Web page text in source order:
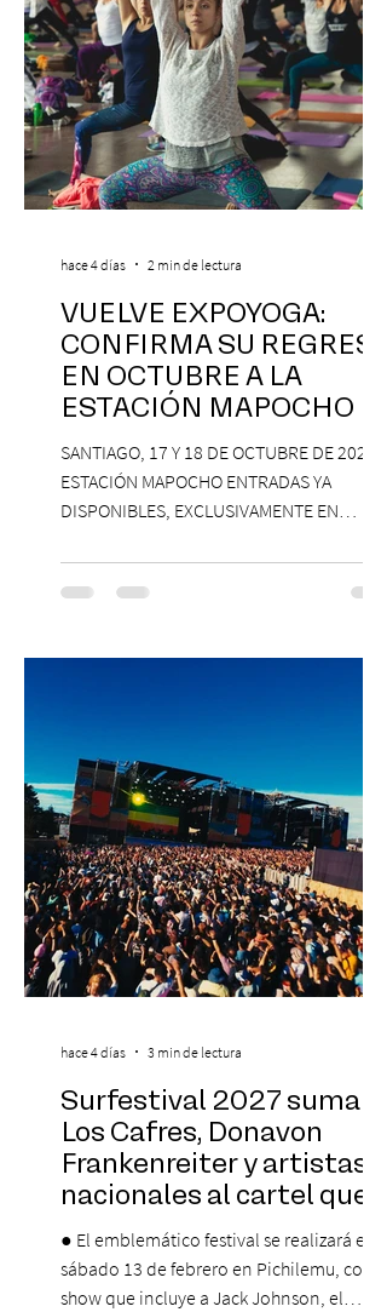
VUELVE EXPOYOGA:
CONFIRMA SU REGRESO
EN OCTUBRE A LA
ESTACIÓN MAPOCHO
SANTIAGO, 17 Y 18 DE OCTUBRE DE 2026,
ESTACIÓN MAPOCHO ENTRADAS YA
DISPONIBLES, EXCLUSIVAMENTE EN
con una edición renovada que reunirá
yoga, bienestar y vida consciente, con la
Antonella Orsini, Yoga Woman y más
Centro Cultural Estación Mapocho, espacio
que albergará durante dos jornadas una
pro
hace 4 días 2 min de lectura
Surfestival 2027 suma a
Los Cafres, Donavon
Frankenreiter y artistas
nacionales al cartel que
encabeza Jack Johnson
● El emblemático festival se realizará el
sábado 13 de febrero en Pichilemu, con un
show que incluye a Jack Johnson, el
hace 4 días 3 min de lectura